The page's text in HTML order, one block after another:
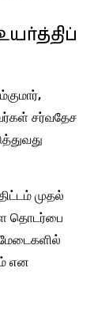
சர்வதேச
முதல்
தொடர்பை
என